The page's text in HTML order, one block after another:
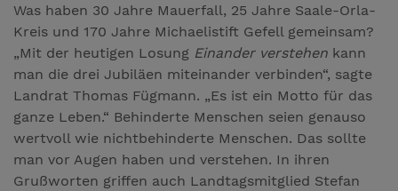
Was haben 30 Jahre Mauerfall, 25 Jahre Saale-Orla-
Kreis und 170 Jahre Michaelistift Gefell gemeinsam?
„Mit der heutigen Losung Einander verstehen kann
man die drei Jubiläen miteinander verbinden“, sagte
Landrat Thomas Fügmann. „Es ist ein Motto für das
ganze ­Leben.“ Behinderte Menschen seien genauso
wertvoll wie nichtbehinderte Menschen. Das sollte
man vor Augen haben und verstehen. In ihren
Grußworten griffen auch Landtagsmitglied Stefan